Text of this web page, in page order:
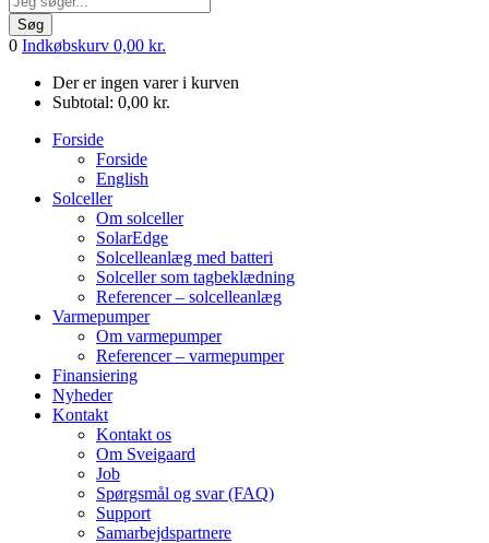
Søg
0 Indkøbskurv 0,00 kr.
Der er ingen varer i kurven
Subtotal: 0,00 kr.
Forside
Forside
English
Solceller
Om solceller
SolarEdge
Solcelleanlæg med batteri
Solceller som tagbeklædning
Referencer – solcelleanlæg
Varmepumper
Om varmepumper
Referencer – varmepumper
Finansiering
Nyheder
Kontakt
Kontakt os
Om Sveigaard
Job
Spørgsmål og svar (FAQ)
Support
Samarbejdspartnere